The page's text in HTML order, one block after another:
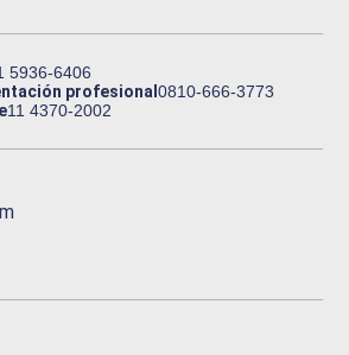
5936-6406
profesional0810-666-3773
11 4370-2002